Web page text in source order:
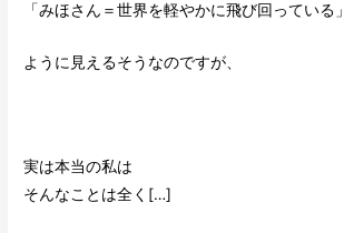
「みほさん＝世界を軽やかに飛び回っている」
ように見えるそうなのですが、
実は本当の私は
そんなことは全く[…]